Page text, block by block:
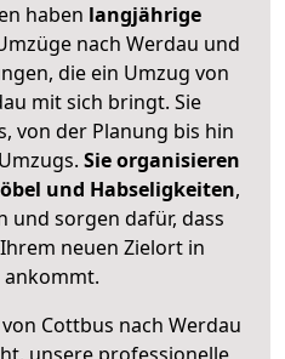
haben langjährige
nach Werdau und
die ein Umzug von
mit sich bringt. Sie
von der Planung bis hin
Sie organisieren
und Habseligkeiten,
und sorgen dafür, dass
neuen Zielort in
ankommt.
Cottbus nach Werdau